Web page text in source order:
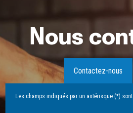
Nous
Contactez-nous
Les champs indiqués par un astérisque (*)